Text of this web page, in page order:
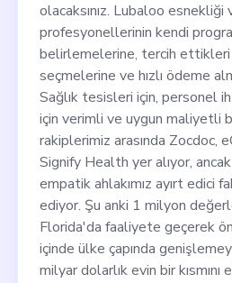
olacaksınız. Lubaloo esnekliği
profesyonellerinin kendi
belirlemelerine, tercih ettikleri
seçmelerine ve hızlı ödeme
Sağlık tesisleri için, personel
için verimli ve uygun maliyetli
rakiplerimiz arasında Zocdoc,
Signify Health yer alıyor,
empatik ahlakımız ayırt edici
ediyor. Şu anki 1 milyon
Florida'da faaliyete geçerek
içinde ülke çapında
milyar dolarlık evin bir kısmını